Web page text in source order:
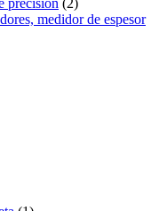
precisión (2)
medidor de espesor